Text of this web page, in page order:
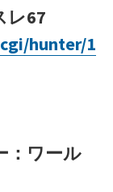
レ67
hunter/1
：ワール